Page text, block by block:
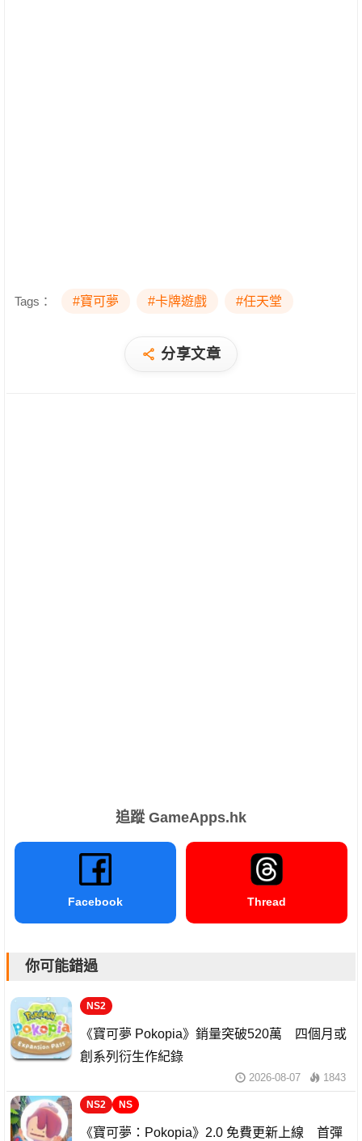
Tags： #寶可夢 #卡牌遊戲 #任天堂
分享文章
追蹤 GameApps.hk
Facebook Thread
你可能錯過
NS2
《寶可夢 Pokopia》銷量突破520萬 四個月或
創系列衍生作紀錄
2026-08-07 1843
NS2 NS
《寶可夢：Pokopia》2.0 免費更新上線 首彈